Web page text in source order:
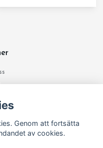
Genom att fortsätta
av cookies.